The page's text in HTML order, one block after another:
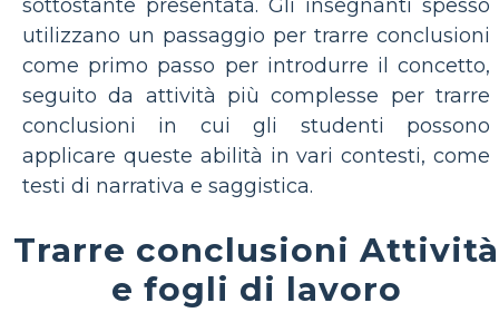
sottostante presentata. Gli insegnanti spesso
utilizzano un passaggio per trarre conclusioni
come primo passo per introdurre il concetto,
seguito da attività più complesse per trarre
conclusioni in cui gli studenti possono
applicare queste abilità in vari contesti, come
testi di narrativa e saggistica.
Trarre conclusioni Attività
e fogli di lavoro